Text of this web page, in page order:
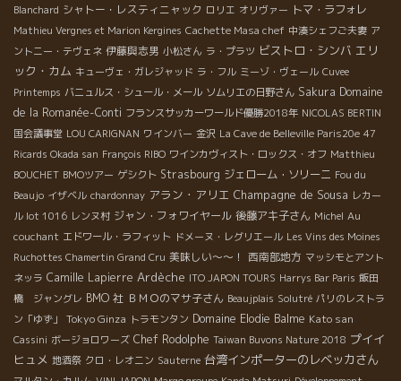
Blanchard シャトー・レスティニャック ロリエ オリヴァー トマ・ラフォレ
Mathieu Vergnes et Marion Kergines Cachette Masa chef 中湊シェフご夫妻 ア
ントニー・テヴェネ 伊藤與志男 小松さん ラ・プラツ ビストロ・シンバ エリ
ック・カム キューヴェ・ガレジャッド ラ・フル ミーゾ・ヴェール Cuvee
Printemps バニュルス・シュール・メール ソムリエの日野さん Sakura Domaine
de la Romanée-Conti フランスサッカーワールド優勝2018年 NICOLAS BERTIN
国会議事堂 LOU CARIGNAN ワインバー 金沢 La Cave de Belleville Paris20e 47
Ricards Okada san François RIBO ワインカヴィスト・ロックス・オフ Matthieu
BOUCHET BMOツアー ゲシクト Strasbourg ジェローム・ソリーニ Fou du
Beaujo イザベル chardonnay アラン・アリエ Champagne de Sousa レカー
ル lot 1016 レンヌ村 ジャン・フォワイヤール 後藤アキ子さん Michel Au
couchant エドワール・ラフィット ドメーヌ・レグリエール Les Vins des Moines
Ruchottes Chamertin Grand Cru 美味しい～～！ 西南部地方 マッシモとアント
ネッラ Camille Lapierre Ardèche ITO JAPON TOURS Harrys Bar Paris 飯田
橋 ジャングレ BMO 社 ＢＭＯのマサ子さん Beaujplais Solutré パリのレストラ
ン「ゆず」
Tokyo Ginza トラモンタン Domaine Elodie Balme Kato san
Cassini ボージョロワーズ Chef Rodolphe Taiwan Buvons Nature 2018 プイイ
ヒュメ 地酒祭 クロ・レオニン Sauterne 台湾インポーターのレベッカさん